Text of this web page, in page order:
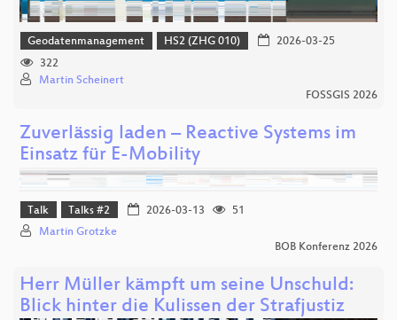
Geodatenmanagement HS2 (ZHG 010)
2026-03-25
322
Martin Scheinert
FOSSGIS 2026
Zuverlässig laden – Reactive Systems im
Einsatz für E-Mobility
Talk Talks #2 2026-03-13
51
Martin Grotzke
BOB Konferenz 2026
Herr Müller kämpft um seine Unschuld:
Blick hinter die Kulissen der Strafjustiz